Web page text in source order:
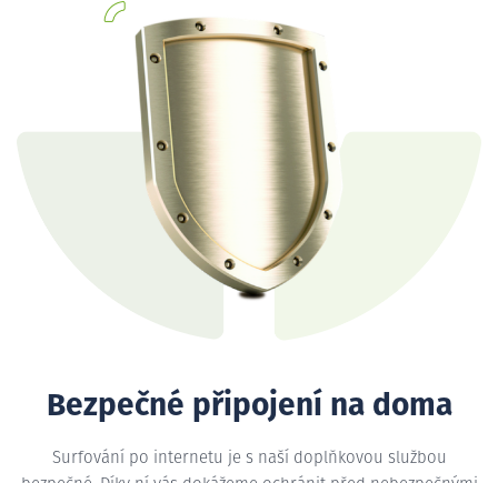
Bezpečné připojení na doma
Surfování po internetu je s naší doplňkovou službou